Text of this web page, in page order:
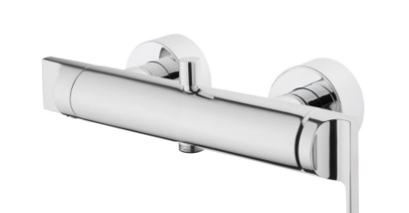
Derecelendirmeniz*
1/5
yıldız
yıldız
3/5
4/5
yıldız
5/5
yıldız